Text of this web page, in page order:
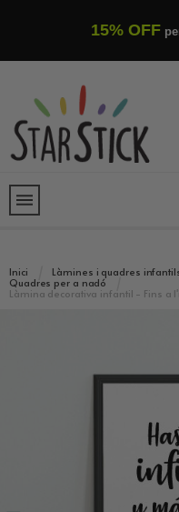
15% OFF
Inici Làmines i quadres
Quadres per a nadó
Làmina decorativa infantil - Fins a